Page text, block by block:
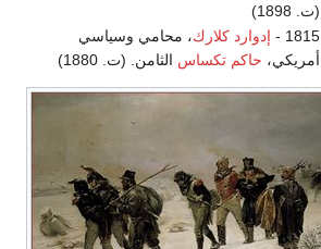
(ت. 1898)
1815 -
إدوارد كلارك، محامي وسياسي
أمريكي، حاكم تكساس الثامن. (ت. 1880)